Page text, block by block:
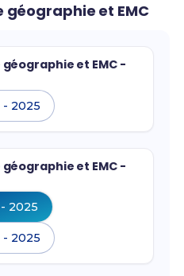
géographie et EMC
et EMC -
- 2025
et EMC -
2025
- 2025